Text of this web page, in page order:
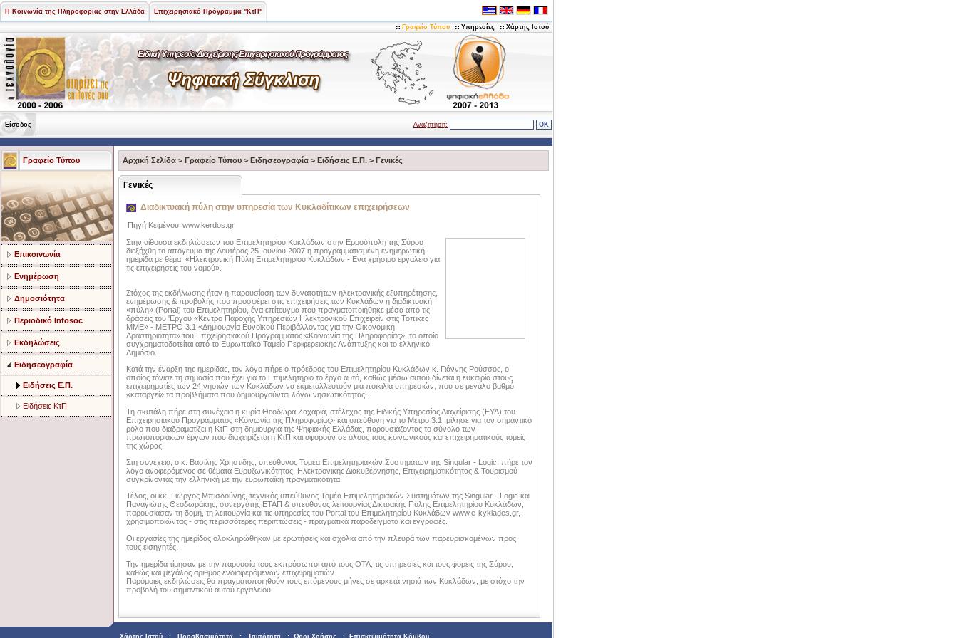
Η Κοινωνία της Πληροφορίας στην Ελλάδα Επιχειρησιακό Πρόγραμμα "ΚτΠ"
Γραφείο Τύπου Υπηρεσίες Χάρτης Ιστού
Είσοδος Αναζήτηση:
Γραφείο Τύπου
Επικοινωνία
Ενημέρωση
Δημοσιότητα
Περιοδικό Infosoc
Εκδηλώσεις
Ειδησεογραφία
Ειδήσεις Ε.Π.
Ειδήσεις ΚτΠ
Αρχική Σελίδα > Γραφείο Τύπου > Ειδησεογραφία > Ειδήσεις Ε.Π. > Γενικές
Γενικές
Διαδικτυακή πύλη στην υπηρεσία των Κυκλαδίτικων επιχειρήσεων
Πηγή Κειμένου: www.kerdos.gr
Στην αίθουσα εκδηλώσεων του Επιμελητηρίου Κυκλάδων στην Ερμούπολη της Σύρου
διεξήχθη το απόγευμα της Δευτέρας 25 Ιουνίου 2007 η προγραμματισμένη ενημερωτική
ημερίδα με θέμα: «Ηλεκτρονική Πύλη Επιμελητηρίου Κυκλάδων - Ενα χρήσιμο εργαλείο για
τις επιχειρήσεις του νομού».
Στόχος της εκδήλωσης ήταν η παρουσίαση των δυνατοτήτων ηλεκτρονικής εξυπηρέτησης,
ενημέρωσης & προβολής που προσφέρει στις επιχειρήσεις των Κυκλάδων η διαδικτυακή
«πύλη» (Portal) του Επιμελητηρίου, ένα επίτευγμα που πραγματοποιήθηκε μέσα από τις
δράσεις του 'Εργου «Κέντρο Παροχής Υπηρεσιών Ηλεκτρονικού Επιχειρείν στις Τοπικές
ΜΜΕ» - ΜΕΤΡΟ 3.1 «Δημιουργία Ευνοϊκού Περιβάλλοντος για την Οικονομική
Δραστηριότητα» του Επιχειρησιακού Προγράμματος «Κοινωνία της Πληροφορίας», το οποίο
συγχρηματοδοτείται από το Ευρωπαϊκό Ταμείο Περιφερειακής Ανάπτυξης και το ελληνικό
Δημόσιο.
Κατά την έναρξη της ημερίδας, τον λόγο πήρε ο πρόεδρος του Επιμελητηρίου Κυκλάδων κ. Γιάννης Ρούσσος, ο
οποίος τόνισε τη σημασία που έχει για το Επιμελητήριο το έργο αυτό, καθώς μέσω αυτού δίνεται η ευκαιρία στους
επιχειρηματίες των 24 νησιών των Κυκλάδων να εκμεταλλευτούν μια ποικιλία υπηρεσιών, που σε μεγάλο βαθμό
«καταργεί» τα προβλήματα που δημιουργούνται λόγω νησιωτικότητας.
Τη σκυτάλη πήρε στη συνέχεια η κυρία Θεοδώρα Ζαχαριά, στέλεχος της Ειδικής Υπηρεσίας Διαχείρισης (ΕΥΔ) του
Επιχειρησιακού Προγράμματος «Κοινωνία της Πληροφορίας» και υπεύθυνη για το Μέτρο 3.1, μίλησε για τον σημαντικό
ρόλο που διαδραματίζει η ΚτΠ στη δημιουργία της Ψηφιακής Ελλάδας, παρουσιάζοντας το σύνολο των
πρωτοποριακών έργων που διαχειρίζεται η ΚτΠ και αφορούν σε όλους τους κοινωνικούς και επιχειρηματικούς τομείς
της χώρας.
Στη συνέχεια, ο κ. Βασίλης Χρηστίδης, υπεύθυνος Τομέα Επιμελητηριακών Συστημάτων της Singular - Logic, πήρε τον
λόγο αναφερόμενος σε θέματα Ευρυζωνικότητας, Ηλεκτρονικής Διακυβέρνησης, Επιχειρηματικότητας & Τουρισμού
συγκρίνοντας την ελληνική με την ευρωπαϊκή πραγματικότητα.
Τέλος, οι κκ. Γιώργος Μπισδούνης, τεχνικός υπεύθυνος Τομέα Επιμελητηριακών Συστημάτων της Singular - Logic και
Παναγιώτης Θεοδωράκης, συνεργάτης ΕΤΑΠ & υπεύθυνος λειτουργίας Δικτυακής Πύλης Επιμελητηρίου Κυκλάδων,
παρουσίασαν τη δομή, τη λειτουργία και τις υπηρεσίες του Portal του Επιμελητηρίου Κυκλάδων www.e-kyklades.gr,
χρησιμοποιώντας - στις περισσότερες περιπτώσεις - πραγματικά παραδείγματα και εγγραφές.
Οι εργασίες της ημερίδας ολοκληρώθηκαν με ερωτήσεις και σχόλια από την πλευρά των παρευρισκομένων προς
τους εισηγητές.
Την ημερίδα τίμησαν με την παρουσία τους εκπρόσωποι από τους ΟΤΑ, τις υπηρεσίες και τους φορείς της Σύρου,
καθώς και μεγάλος αριθμός ενδιαφερόμενων επιχειρηματιών.
Παρόμοιες εκδηλώσεις θα πραγματοποιηθούν τους επόμενους μήνες σε αρκετά νησιά των Κυκλάδων, με στόχο την
προβολή του σημαντικού αυτού εργαλείου.
Χάρτης Ιστού : Προσβασιμότητα : Ταυτότητα : Όροι Χρήσης : Επισκεψιμότητα Κόμβου